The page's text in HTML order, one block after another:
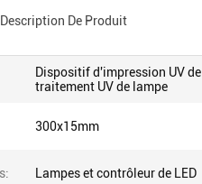
Description De Produit
Dispositif d'impression UV de
traitement UV de lampe
300x15mm
Lampes et contrôleur de LED